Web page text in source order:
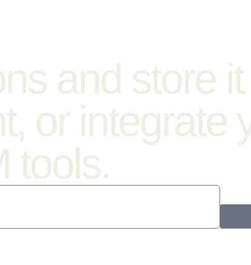
and store
or integrate
tools.